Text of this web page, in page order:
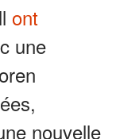
ont
une
nouvelle